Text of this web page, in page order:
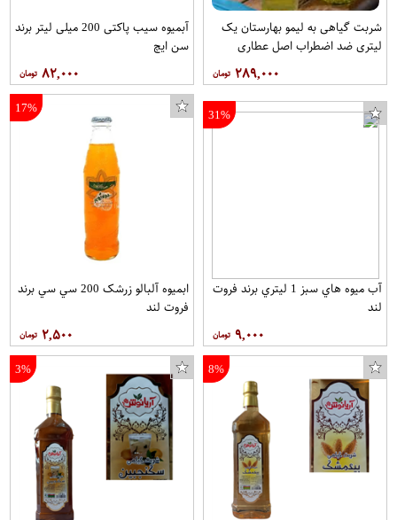
شربت گیاهی به لیمو بهارستان یک
لیتری ضد اضطراب اصل عطاری
۲۸۹,۰۰۰
آبمیوه سیب پاکتی 200 میلی لیتر برند
سن ایچ
۸۲,۰۰۰
31%
آب ميوه هاي سبز 1 ليتري برند فروت
لند
۹,۰۰۰
17%
ابمیوه آلبالو زرشک 200 سي سي برند
فروت لند
۲,۵۰۰
8%
3%